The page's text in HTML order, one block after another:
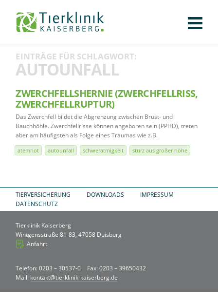
KLINIK
CHIRURGIE
AUGENHEILKUNDE
KARDIOLOGIE
BILDGEBUNG
INNERE MEDIZIN
WEITERE
AKTUELLES
LEXIKON
KONTAKT
Tierklinik
Kaiserberg
EINTRÄGE FÜR SCHLAGWORT:
AUTOUNFALL
ZWERCHFELLSHERNIE (ZWERCHFELLRISS, Z
WERCHFELLRUPTUR)
Das Zwerchfell bildet die Abgrenzung zwischen Brust- und
Bauchhöhle. Zwerchfellrisse können angeboren sein (PPHD), treten
aber am häufigsten als Folge eines Traumas wie z.B.
atemnot autounfall schweratmigkeit sturz aus großer höhe
TIERVERSICHERUNG DOWNLOADS
IMPRESSUM
DATENSCHUTZ
Tierklinik Kaiserberg
Wintgensstraße 81-83, 47058 Duisburg
Anfahrt
Telefon: 0203 – 30537-0
Fax: 0203 – 39650432
Mail: kontakt@tierklinik-kaiserberg.de